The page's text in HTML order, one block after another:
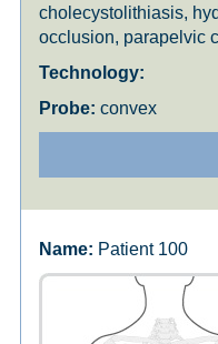
cholecystolithiasis,
occlusion, parapelvic
convex
Patient 100